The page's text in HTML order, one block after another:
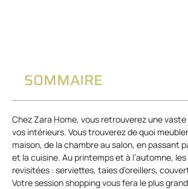
SOMMAIRE
Chez Zara Home, vous retrouverez une
vos intérieurs. Vous trouverez de quoi
maison, de la chambre au salon, en passant
et la cuisine. Au printemps et à l’automne,
revisitées : serviettes, taies d’oreillers,
Votre session shopping vous fera le plus